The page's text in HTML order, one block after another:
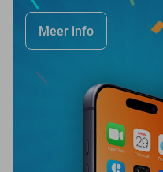
Meer info